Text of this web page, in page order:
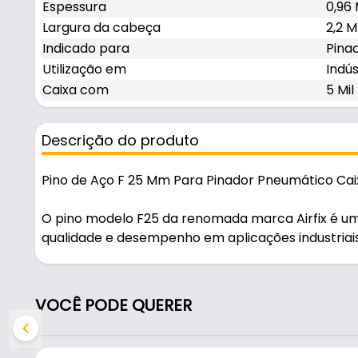
Espessura
0,96
Largura da cabeça
2,2
Indicado para
Utilização em
Caixa com
5 Mil
Descrição do produto
Pino de Aço F 25 Mm Para Pinador Pneumático
O pino modelo F25 da renomada marca Airfix é
qualidade e desempenho em aplicações
garantir uma fixação robusta e eficiente em
para pinadores pneumáticos, o pino F 25 se
amplamente utilizado na fabricação de
VOCÊ PODE QUERER